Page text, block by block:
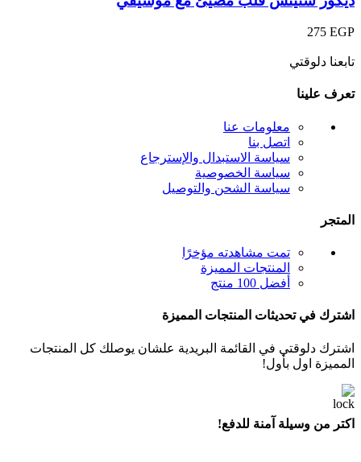
275 EGP
تابعنا دلوقتي
تعرف علينا
معلومات عنا
اتصل بنا
سياسة الاستبدال والإسترجاع
سياسة الخصوصية
سياسة الشحن والتوصيل
المتجر
تمت مشاهدته مؤخرًا
المنتجات المميزة
أفضل 100 منتج
اشترك في تحديثات المنتجات المميزة
اشترك دلوقتي في القائمة البريدية علشان يوصلك كل المنتجات
المميزة اول بأول!
اكتر من وسيلة آمنة للدفع!